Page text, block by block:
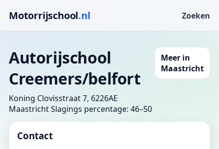
Motorrijschool.nl Zoeken
Autorijschool
Creemers/belfort
Koning Clovisstraat 7, 6226AE
MaastrichtSlagings percentage: 46–50
Meer in
Maastricht
Contact